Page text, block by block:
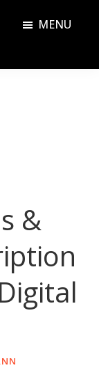
MENU
&